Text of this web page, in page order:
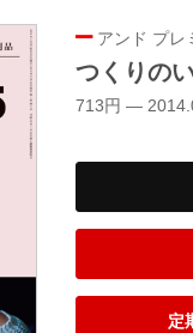
アンド プレ
つくりの
713円 —
定